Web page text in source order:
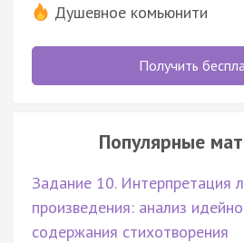
Душевное комьюнити
Получить
Популярные
Задание 10. Интерпретация
произведения: анализ
содержания стихотворения